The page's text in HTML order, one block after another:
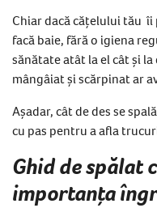
Chiar dacă cățelului tău îi
facă baie, fără o igiena
sănătate atât la el cât și
mângâiat și scărpinat ar
Așadar, cât de des se
cu pas pentru a afla
Ghid de spălat
importanța